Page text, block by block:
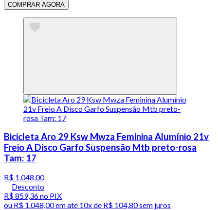
COMPRAR AGORA
Bicicleta Aro 29 Ksw Mwza Feminina Alumínio 21v
Freio A Disco Garfo Suspensão Mtb preto-rosa
Tam: 17
R$ 1.048,00
Desconto
R$ 859,36no PIX
ou R$ 1.048,00em até 10x de R$ 104,80 sem juros